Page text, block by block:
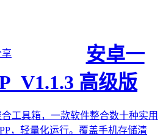
享
安卓一
高级版
工具箱，一款软件整合数十种实用
，轻量化运行。覆盖手机存储清